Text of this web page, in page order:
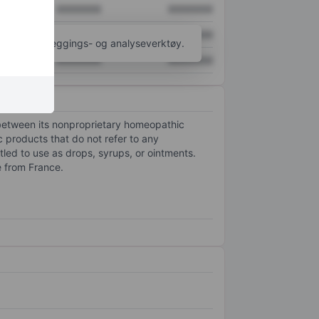
XXXXXXX XXXXXXX
flere kartleggings- og analyseverktøy.
its nonproprietary homeopathic
products that do not refer to any
to use as drops, syrups, or ointments.
from France.